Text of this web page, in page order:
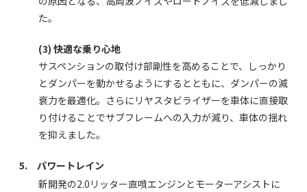
た。
(3) 快適な乗り心地
サスペンションの取付け部剛性を高めることで、しっかり
とダンパーを動かせるようにするとともに、ダンパーの減
衰力を最適化。さらにリヤスタビライザーを車体に直接取
り付けることでサブフレームへの入力が減り、車体の揺れ
を抑えました。
5. パワートレイン
新開発の2.0リッター直噴エンジンとモーターアシストに